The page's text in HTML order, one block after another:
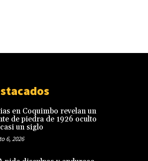
en Coquimbo revelan un
de piedra de 1926 oculto
un siglo
6, 2026